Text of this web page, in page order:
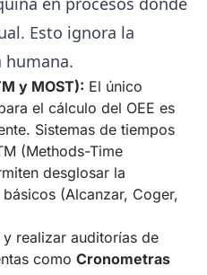
Esto ignora la
humana.
y MOST): El único
el cálculo del OEE es
Sistemas de tiempos
(Methods-Time
desglosar la
(Alcanzar, Coger,
realizar auditorías de
como Cronometras